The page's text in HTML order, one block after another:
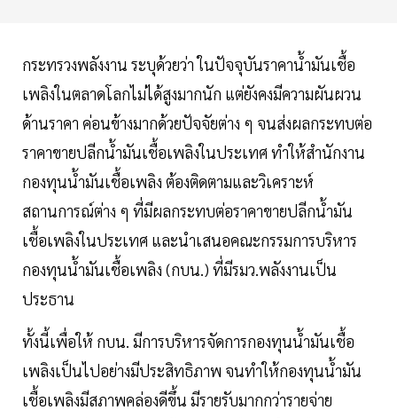
กระทรวงพลังงาน ระบุด้วยว่า ในปัจจุบันราคาน้ำมันเชื้อ
เพลิงในตลาดโลกไม่ได้สูงมากนัก แต่ยังคงมีความผันผวน
ด้านราคา ค่อนข้างมากด้วยปัจจัยต่าง ๆ จนส่งผลกระทบต่อ
ราคาขายปลีกน้ำมันเชื้อเพลิงในประเทศ ทำให้สำนักงาน
กองทุนน้ำมันเชื้อเพลิง ต้องติดตามและวิเคราะห์
สถานการณ์ต่าง ๆ ที่มีผลกระทบต่อราคาขายปลีกน้ำมัน
เชื้อเพลิงในประเทศ และนำเสนอคณะกรรมการบริหาร
กองทุนน้ำมันเชื้อเพลิง (กบน.) ที่มีรมว.พลังงานเป็น
ประธาน
ทั้งนี้เพื่อให้ กบน. มีการบริหารจัดการกองทุนน้ำมันเชื้อ
เพลิงเป็นไปอย่างมีประสิทธิภาพ จนทำให้กองทุนน้ำมัน
เชื้อเพลิงมีสภาพคล่องดีขึ้น มีรายรับมากกว่ารายจ่าย